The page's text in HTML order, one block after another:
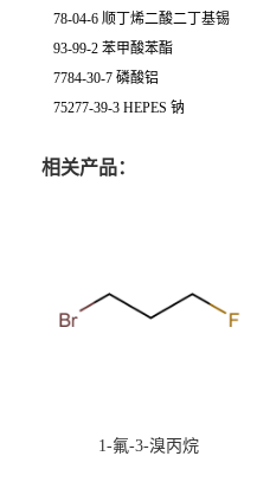
78-04-6 顺丁烯二酸二丁基锡
93-99-2 苯甲酸苯酯
7784-30-7 磷酸铝
75277-39-3 HEPES 钠
相关产品：
1-氟-3-溴丙烷